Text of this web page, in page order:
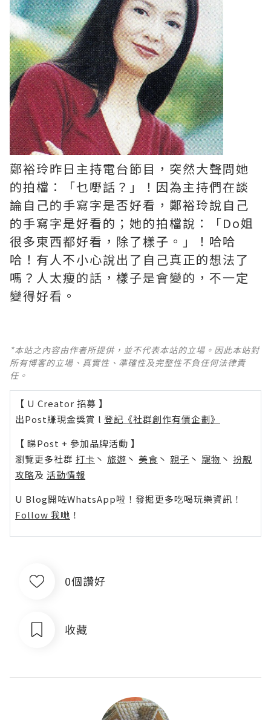
鄭裕玲昨日主持電台節目，突然大聲問她
的拍檔：「乜嘢話？」！因為主持們在談
論自己的手寫字是否好看，鄭裕玲說自己
的手寫字是好看的；她的拍檔說：「Do姐
很多東西都好看，除了樣子。」！哈哈
哈！有人不小心說出了自己真正的想法了
嗎？人太瘦的話，樣子是會變的，不一定
變得好看。
*本站之內容由作者所提供，並不代表本站的立場。因此本站對
所有博客的立場、真實性、準確性及完整性不負任何法律責
任。
【 U Creator 招募 】
出Post賺現金獎賞 l 登記《社群創作有價企劃》
【 睇Post + 參加品牌活動 】
瀏覽更多社群 打卡 丶 旅遊 丶 美食 丶 親子 丶 寵物 丶 扮靚
攻略及 活動情報
U Blog開咗WhatsApp啦！發掘更多吃喝玩樂資訊！
Follow 我哋 ！
0個讚好
收藏